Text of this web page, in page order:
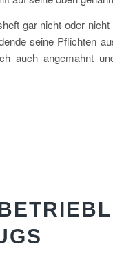
gar nicht oder
seine Pflichten
auch angemahnt